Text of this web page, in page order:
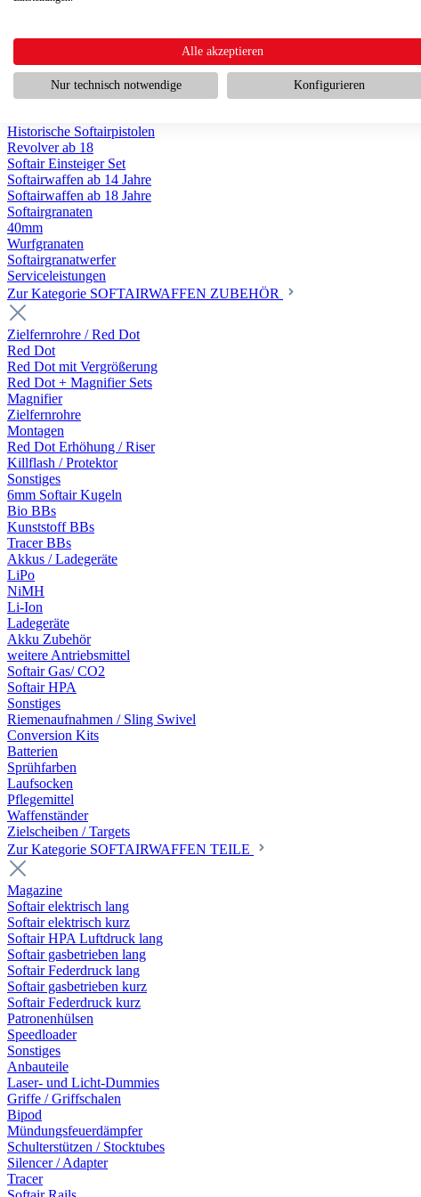
Historische Softairwaffen
Pumpguns ab 18
Softair Pistolen Gas ab 18
Softair Pistolen elektrisch ab 14
Softair Pistolen Federdruck ab 14
Historische Softairpistolen
Revolver ab 18
Softair Einsteiger Set
Softairwaffen ab 14 Jahre
Softairwaffen ab 18 Jahre
Softairgranaten
40mm
Wurfgranaten
Softairgranatwerfer
Serviceleistungen
Zur Kategorie SOFTAIRWAFFEN ZUBEHÖR
Zielfernrohre / Red Dot
Red Dot
Red Dot mit Vergrößerung
Red Dot + Magnifier Sets
Magnifier
Zielfernrohre
Montagen
Red Dot Erhöhung / Riser
Killflash / Protektor
Sonstiges
6mm Softair Kugeln
Bio BBs
Kunststoff BBs
Tracer BBs
Akkus / Ladegeräte
LiPo
NiMH
Li-Ion
Ladegeräte
Akku Zubehör
weitere Antriebsmittel
Softair Gas/ CO2
Softair HPA
Sonstiges
Riemenaufnahmen / Sling Swivel
Conversion Kits
Batterien
Sprühfarben
Laufsocken
Pflegemittel
Waffenständer
Zielscheiben / Targets
Zur Kategorie SOFTAIRWAFFEN TEILE
Magazine
Softair elektrisch lang
Softair elektrisch kurz
Softair HPA Luftdruck lang
Softair gasbetrieben lang
Softair Federdruck lang
Softair gasbetrieben kurz
Softair Federdruck kurz
Patronenhülsen
Speedloader
Sonstiges
Anbauteile
Laser- und Licht-Dummies
Griffe / Griffschalen
Bipod
Mündungsfeuerdämpfer
Schulterstützen / Stocktubes
Silencer / Adapter
Tracer
Alle akzeptieren
Nur technisch notwendige Konfigurieren